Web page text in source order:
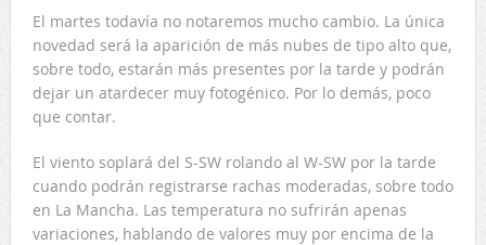
El martes todavía no notaremos mucho cambio. La única
novedad será la aparición de más nubes de tipo alto que,
sobre todo, estarán más presentes por la tarde y podrán
dejar un atardecer muy fotogénico. Por lo demás, poco
que contar.
El viento soplará del S-SW rolando al W-SW por la tarde
cuando podrán registrarse rachas moderadas, sobre todo
en La Mancha. Las temperatura no sufrirán apenas
variaciones, hablando de valores muy por encima de la